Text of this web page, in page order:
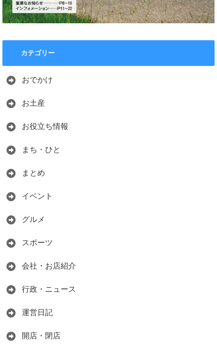
カテゴリー
おでかけ
お土産
お役立ち情報
まち・ひと
まとめ
イベント
グルメ
スポーツ
会社・お店紹介
行政・ニュース
運営日記
開店・閉店